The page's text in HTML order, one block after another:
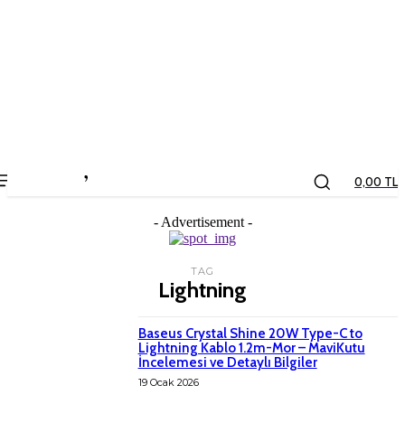
0,00 TL
- Advertisement -
TAG
Lightning
Baseus Crystal Shine 20W Type-C to
Lightning Kablo 1.2m-Mor – MaviKutu
İncelemesi ve Detaylı Bilgiler
19 Ocak 2026